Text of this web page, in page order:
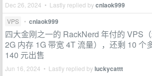
Dec 26, 2024 • Lastly replied bycnlaok999
VPS • cnlaok999
四大金刚之一的 RackNerd 年付的 VPS
2G 内存 1G 带宽 4T 流量），还剩 10 个
140 元出售
Jun 16, 2024 • Lastly replied byluckycattt